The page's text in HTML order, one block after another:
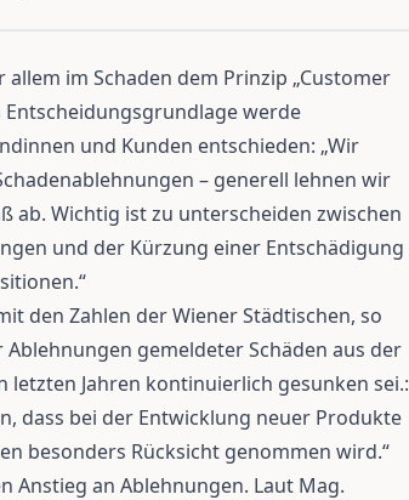
im Schaden dem Prinzip „Customer
werde
und Kunden entschieden: „Wir
– generell lehnen wir
ab. Wichtig ist zu unterscheiden zwischen
und der Kürzung einer Entschädigung
den Zahlen der Wiener Städtischen, so
gemeldeter Schäden aus der
letzten Jahren kontinuierlich gesunken sei.:
dass bei der Entwicklung neuer Produkte
besonders Rücksicht genommen wird.“
Anstieg an Ablehnungen. Laut Mag.